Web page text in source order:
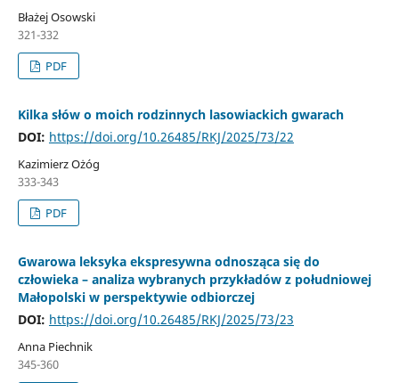
Błażej Osowski
321-332
PDF
Kilka słów o moich rodzinnych lasowiackich gwarach
DOI: https://doi.org/10.26485/RKJ/2025/73/22
Kazimierz Ożóg
333-343
PDF
Gwarowa leksyka ekspresywna odnosząca się do
człowieka – analiza wybranych przykładów z południowej
Małopolski w perspektywie odbiorczej
DOI: https://doi.org/10.26485/RKJ/2025/73/23
Anna Piechnik
345-360